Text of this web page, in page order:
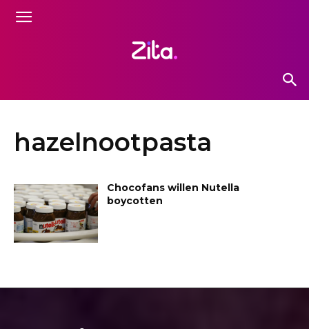
hazelnootpasta
Chocofans willen Nutella
boycotten